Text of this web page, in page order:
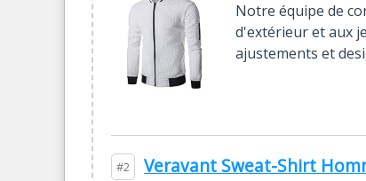
Notre équipe de
d'extérieur et aux
ajustements et
#2 Veravant Sweat-Shirt